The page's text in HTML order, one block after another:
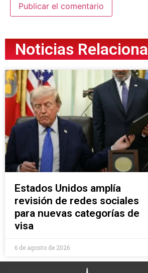
Noticias
Estados Unidos amplía
revisión de redes sociales
para nuevas categorías de
visa
6 de agosto de 2026